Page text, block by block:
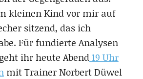
kleinen Kind vor mir auf
sitzend, das ich
Für fundierte Analysen
ihr heute Abend19 Uhr
mit Trainer Norbert Düwel